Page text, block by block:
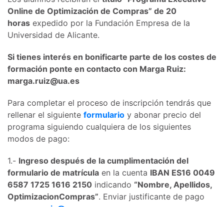
Online de Optimización de Compras” de 20
horas expedido por la Fundación Empresa de la
Universidad de Alicante.
Si tienes interés en bonificarte parte de los costes de
formación ponte en contacto con Marga Ruiz:
marga.ruiz@ua.es
Para completar el proceso de inscripción tendrás que
rellenar el siguiente formulario y abonar precio del
programa siguiendo cualquiera de los siguientes
modos de pago:
1.- Ingreso después de la cumplimentación del
formulario de matrícula en la cuenta IBAN ES16 0049
6587 1725 1616 2150 indicando “Nombre, Apellidos,
OptimizacionCompras”. Enviar justificante de pago